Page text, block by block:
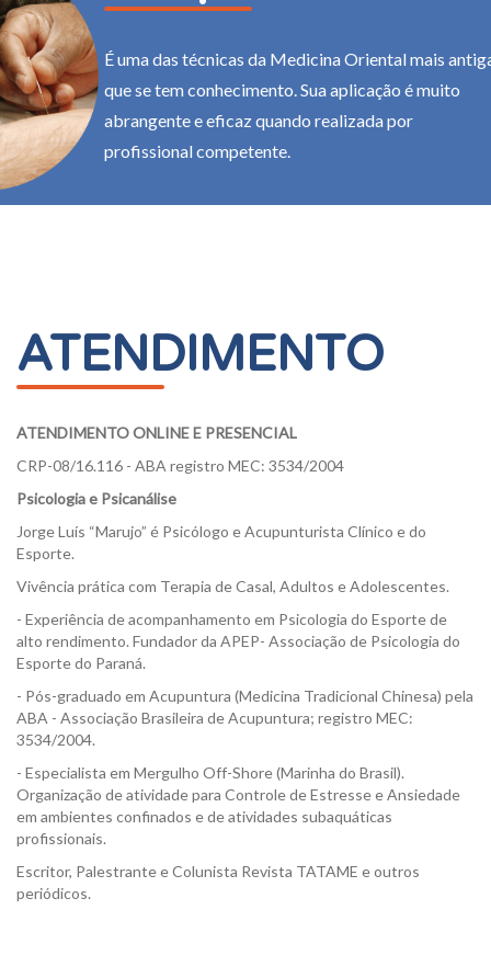
PARCEIROS
BLOG
CONTATO
É uma das técnicas da Medicina Oriental mais
que se tem conhecimento. Sua aplicação é muito
abrangente e eficaz quando realizada por
profissional competente.
ATENDIMENTO
ATENDIMENTO ONLINE E PRESENCIAL
CRP-08/16.116 - ABA registro MEC: 3534/2004
Psicologia e Psicanálise
Jorge Luís “Marujo” é Psicólogo e Acupunturista Clínico e do
Esporte.
Vivência prática com Terapia de Casal, Adultos e Adolescentes.
- Experiência de acompanhamento em Psicologia do Esporte de
alto rendimento. Fundador da APEP- Associação de Psicologia do
Esporte do Paraná.
- Pós-graduado em Acupuntura (Medicina Tradicional Chinesa) pela
ABA - Associação Brasileira de Acupuntura; registro MEC:
3534/2004.
- Especialista em Mergulho Off-Shore (Marinha do Brasil).
Organização de atividade para Controle de Estresse e Ansiedade
em ambientes confinados e de atividades subaquáticas
profissionais.
Escritor, Palestrante e Colunista Revista TATAME e outros
periódicos.